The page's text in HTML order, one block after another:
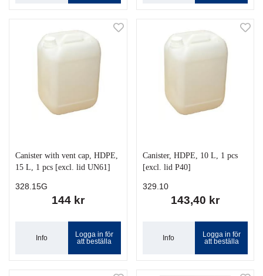
Canister with vent cap, HDPE,
15 L, 1 pcs [excl. lid UN61]
328.15G
144 kr
Info
Logga in för
att beställa
Canister, HDPE, 10 L, 1 pcs
[excl. lid P40]
329.10
143,40 kr
Info
Logga in för
att beställa